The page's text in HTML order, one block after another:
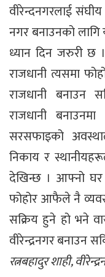
वीरेन्दनगरलाई
नगर बनाउनको
ध्यान दिन जरुरी छ
राजधानी त्यसमा
राजधानी बनाउन
राजधानी
सरसफाइको
निकाय र
देखिन्छ । आफ्नो
फोहोर आफैले नै
सक्रिय हुने हो भने
रत्नबहादुर शाही,